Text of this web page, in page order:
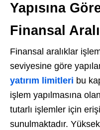
Yapısına
Finansal
Finansal aralıklar
seviyesine göre
yatırım limitleri bu
işlem yapılmasına
tutarlı işlemler için
sunulmaktadır.